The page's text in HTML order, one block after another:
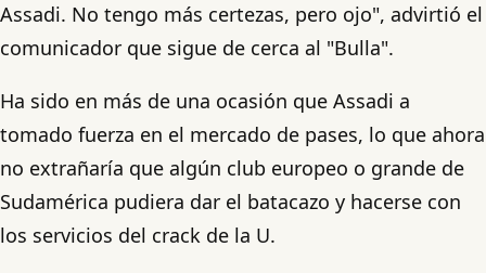
Assadi. No tengo más certezas, pero ojo", advirtió el
comunicador que sigue de cerca al "Bulla".
Ha sido en más de una ocasión que Assadi a
tomado fuerza en el mercado de pases, lo que ahora
no extrañaría que algún club europeo o grande de
Sudamérica pudiera dar el batacazo y hacerse con
los servicios del crack de la U.